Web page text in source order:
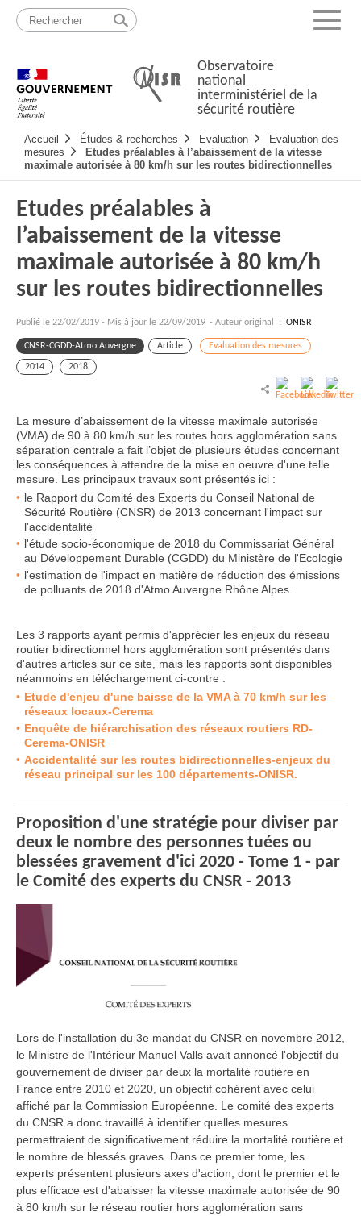
Passer
contenu
Menu
Observatoire
national
interministériel de la
sécurité routière
principale
Accueil Études & recherches Evaluation
Evaluation des
mesures
Etudes préalables à l’abaissement de la vitesse
maximale autorisée à 80 km/h sur les routes bidirectionnelles
Etudes préalables à
l’abaissement de la vitesse
maximale autorisée à 80 km/h
sur les routes bidirectionnelles
Publié le 22/02/2019 - Mis à jour le 22/09/2019 - Auteur original : ONISR
CNSR-CGDD-Atmo Auvergne Article Evaluation des mesures
2014 2018
La mesure d’abaissement de la vitesse maximale autorisée
(VMA) de 90 à 80 km/h sur les routes hors agglomération sans
séparation centrale a fait l’objet de plusieurs études concernant
les conséquences à attendre de la mise en oeuvre d'une telle
mesure. Les principaux travaux sont présentés ici :
le Rapport du Comité des Experts du Conseil National de
Sécurité Routière (CNSR) de 2013 concernant l'impact sur
l'accidentalité
l'étude socio-économique de 2018 du Commissariat Général
au Développement Durable (CGDD) du Ministère de l'Ecologie
l'estimation de l'impact en matière de réduction des émissions
de polluants de 2018 d'Atmo Auvergne Rhône Alpes.
Les 3 rapports ayant permis d'apprécier les enjeux du réseau
routier bidirectionnel hors agglomération sont présentés dans
d'autres articles sur ce site, mais les rapports sont disponibles
néanmoins en téléchargement ci-contre :
Etude d'enjeu d'une baisse de la VMA à 70 km/h sur les
réseaux locaux-Cerema
Enquête de hiérarchisation des réseaux routiers RD-
Cerema-ONISR
Accidentalité sur les routes bidirectionnelles-enjeux du
réseau principal sur les 100 départements-ONISR.
Proposition d'une stratégie pour diviser par
deux le nombre des personnes tuées ou
blessées gravement d'ici 2020 - Tome 1 - par
le Comité des experts du CNSR - 2013
Lors de l'installation du 3e mandat du CNSR en novembre 2012,
le Ministre de l'Intérieur Manuel Valls avait annoncé l'objectif du
gouvernement de diviser par deux la mortalité routière en
France entre 2010 et 2020, un objectif cohérent avec celui
affiché par la Commission Européenne. Le comité des experts
du CNSR a donc travaillé à identifier quelles mesures
permettraient de significativement réduire la mortalité routière et
le nombre de blessés graves. Dans ce premier tome, les
experts présentent plusieurs axes d'action, dont le premier et le
plus efficace est d'abaisser la vitesse maximale autorisée de 90
à 80 km/h sur le réseau routier hors agglomération sans